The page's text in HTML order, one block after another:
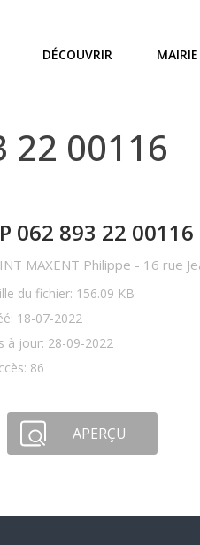
DÉCOUVRIR
22 00116
062 893 22 00116
MAXENT Philippe - 16 rue
du fichier: 156.09 KB
18-07-2022
à jour: 28-09-2022
86
APERÇU